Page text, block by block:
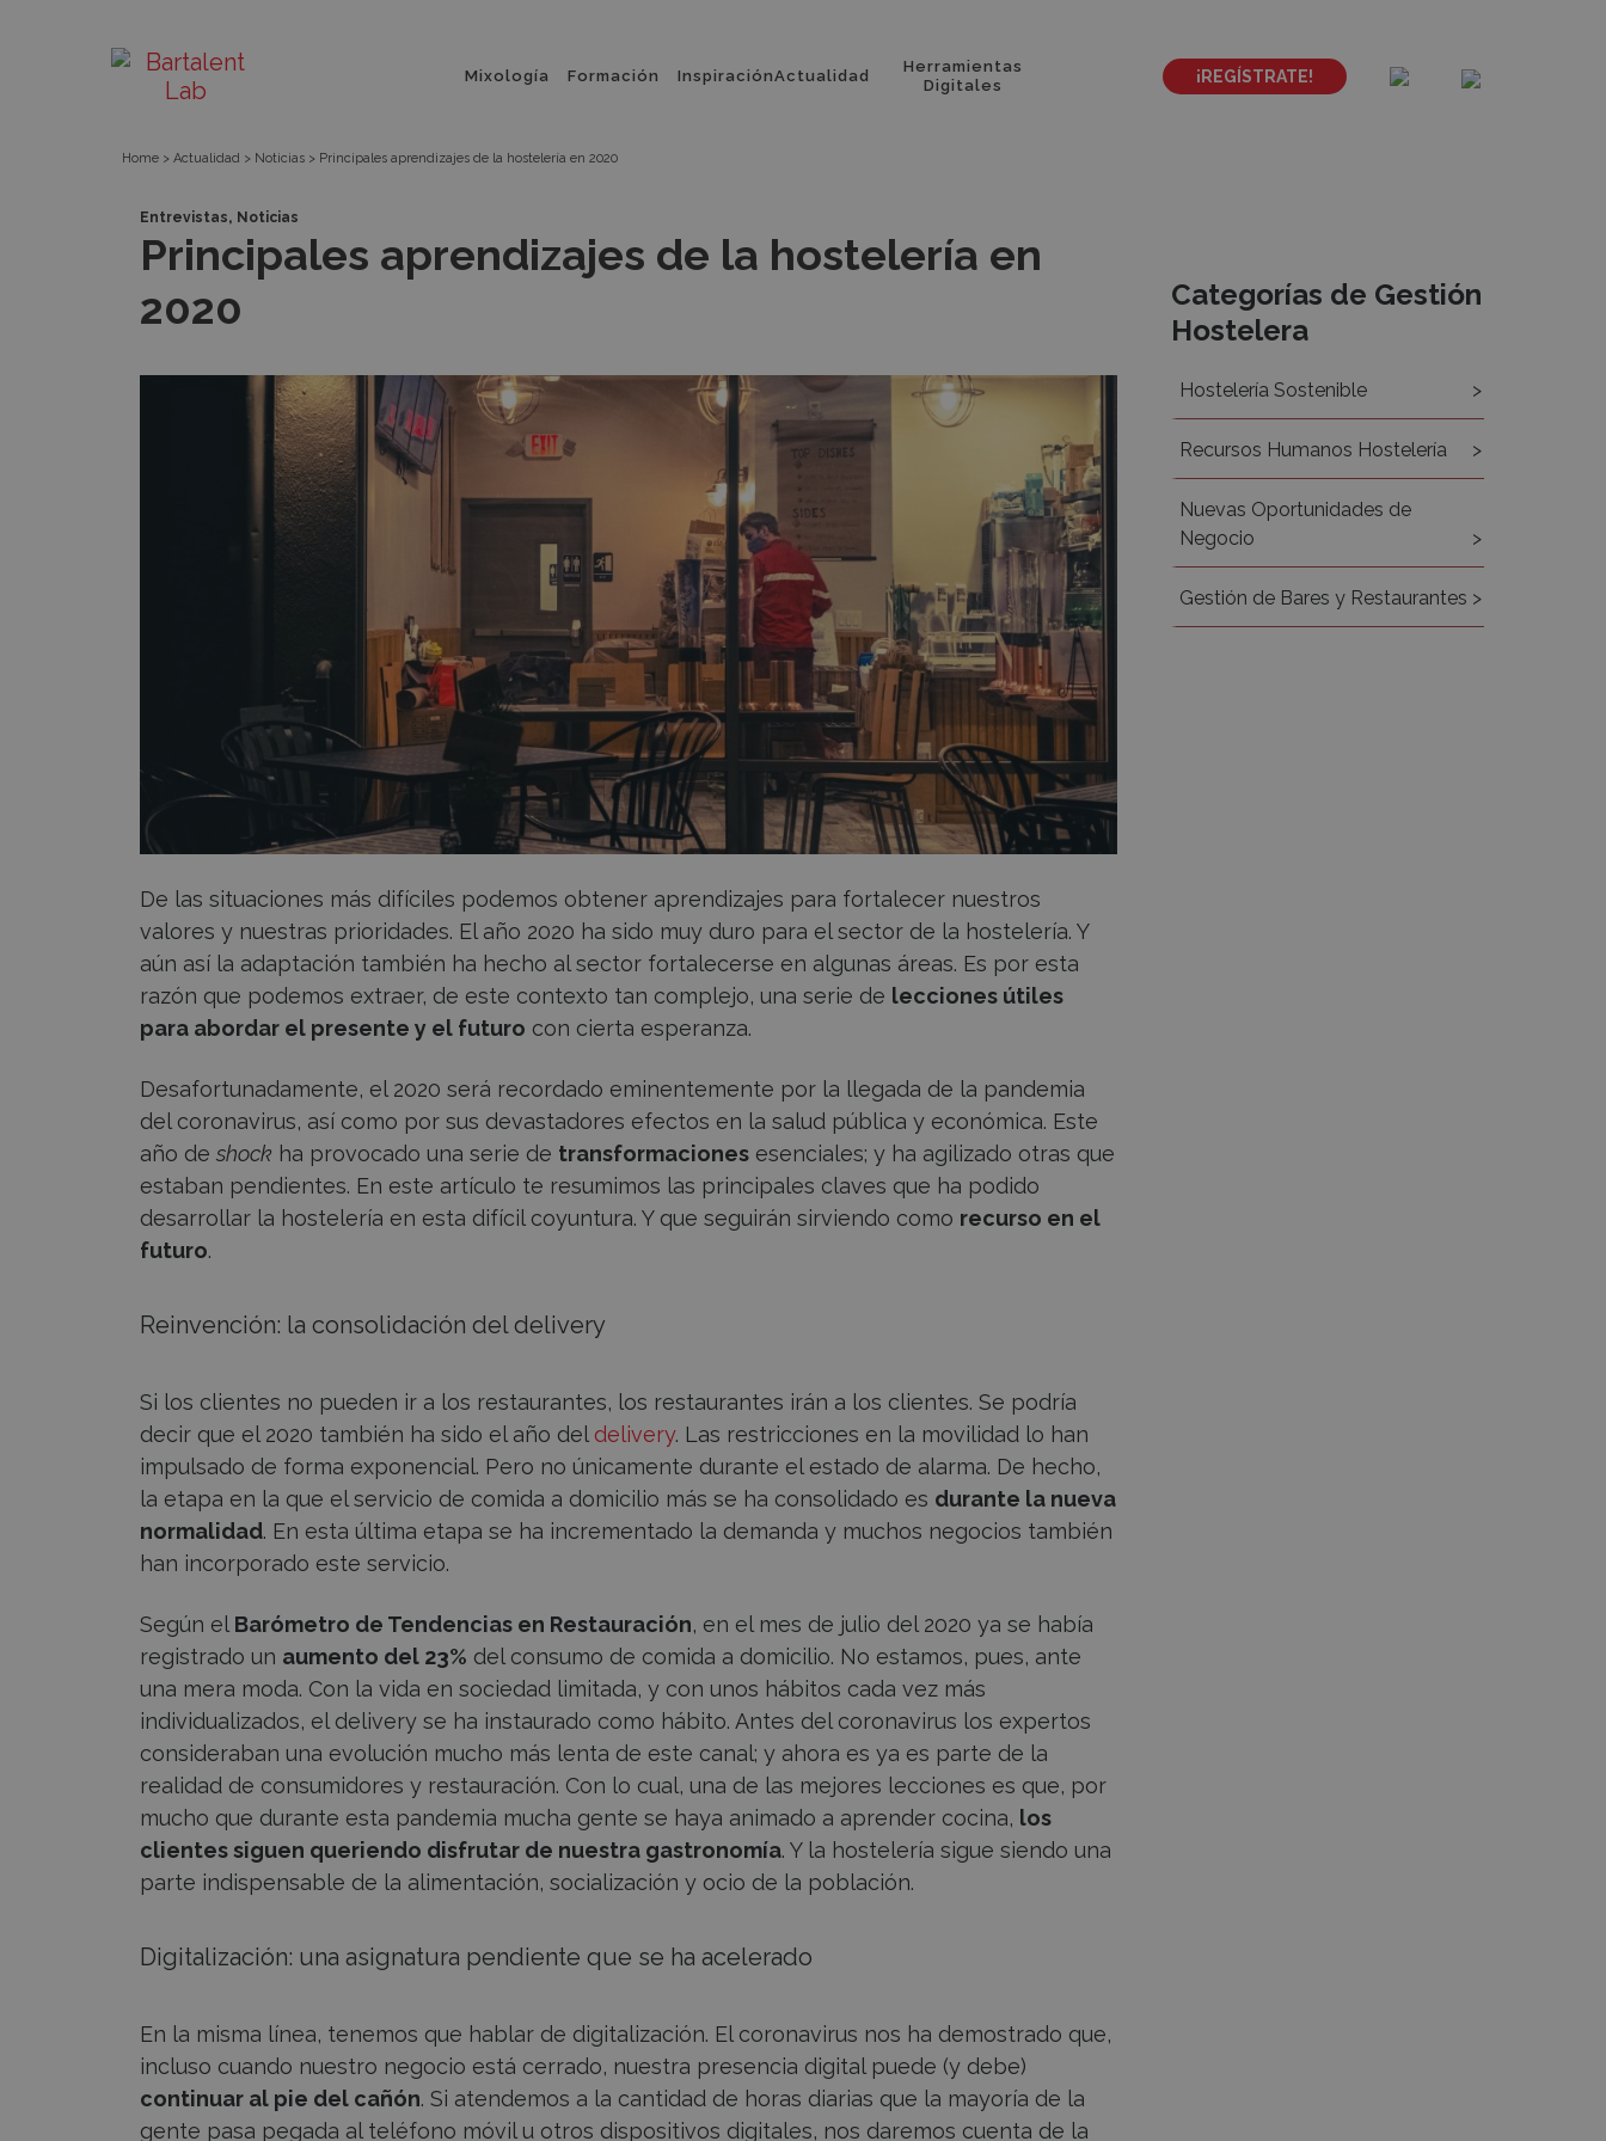
aprendizajes
hostelería
Bartalent
Lab
principal
Mixología Formación InspiraciónActualidad
Herramientas
Digitales
¡REGÍSTRATE!
Home > Actualidad > Noticias > Principales aprendizajes de la hostelería en 2020
Entrevistas, Noticias
Principales aprendizajes de la hostelería en
2020
De las situaciones más difíciles podemos obtener aprendizajes para fortalecer nuestros
valores y nuestras prioridades. El año 2020 ha sido muy duro para el sector de la hostelería. Y
aún así la adaptación también ha hecho al sector fortalecerse en algunas áreas. Es por esta
razón que podemos extraer, de este contexto tan complejo, una serie de lecciones útiles
para abordar el presente y el futuro con cierta esperanza.
Desafortunadamente, el 2020 será recordado eminentemente por la llegada de la pandemia
del coronavirus, así como por sus devastadores efectos en la salud pública y económica. Este
año de shock ha provocado una serie de transformaciones esenciales; y ha agilizado otras que
estaban pendientes. En este artículo te resumimos las principales claves que ha podido
desarrollar la hostelería en esta difícil coyuntura. Y que seguirán sirviendo como recurso en el
futuro.
Reinvención: la consolidación del delivery
Si los clientes no pueden ir a los restaurantes, los restaurantes irán a los clientes. Se podría
decir que el 2020 también ha sido el año del delivery. Las restricciones en la movilidad lo han
impulsado de forma exponencial. Pero no únicamente durante el estado de alarma. De hecho,
la etapa en la que el servicio de comida a domicilio más se ha consolidado es durante la nueva
normalidad. En esta última etapa se ha incrementado la demanda y muchos negocios también
han incorporado este servicio.
Según el Barómetro de Tendencias en Restauración, en el mes de julio del 2020 ya se había
registrado un aumento del 23% del consumo de comida a domicilio. No estamos, pues, ante
una mera moda. Con la vida en sociedad limitada, y con unos hábitos cada vez más
individualizados, el delivery se ha instaurado como hábito. Antes del coronavirus los expertos
consideraban una evolución mucho más lenta de este canal; y ahora es ya es parte de la
realidad de consumidores y restauración. Con lo cual, una de las mejores lecciones es que, por
mucho que durante esta pandemia mucha gente se haya animado a aprender cocina, los
clientes siguen queriendo disfrutar de nuestra gastronomía. Y la hostelería sigue siendo una
parte indispensable de la alimentación, socialización y ocio de la población.
Digitalización: una asignatura pendiente que se ha acelerado
En la misma línea, tenemos que hablar de digitalización. El coronavirus nos ha demostrado que,
incluso cuando nuestro negocio está cerrado, nuestra presencia digital puede (y debe)
continuar al pie del cañón. Si atendemos a la cantidad de horas diarias que la mayoría de la
gente pasa pegada al teléfono móvil u otros dispositivos digitales, nos daremos cuenta de la
Recursos
Categorías de Gestión
Hostelera
Hostelería Sostenible
Recursos Humanos Hostelería
Nuevas Oportunidades de
Negocio
Gestión de Bares y Restaurantes